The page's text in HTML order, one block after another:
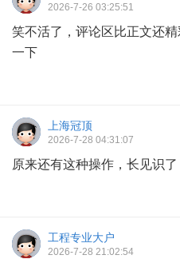
2026-7-26 03:25:51
笑不活了，评论区比正文还
一下
上海冠顶
2026-7-28 04:31:07
原来还有这种操作，长见识了
工程专业大户
2026-7-28 21:02:54